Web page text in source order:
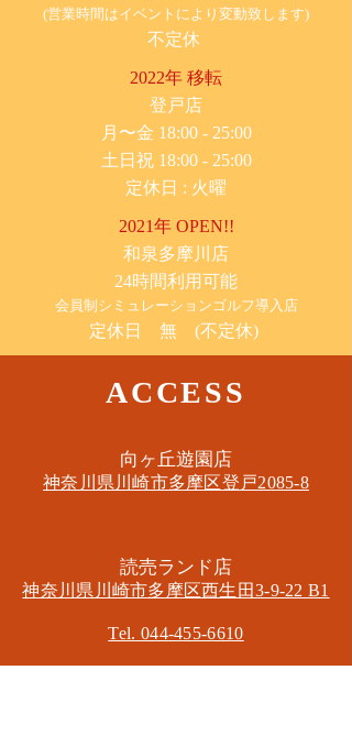
(営業時間はイベントにより変動致します)
不定休
2022年 移転
​登戸店
月〜金 18:00 - 25:00
土日祝 18:00 - 25:00
​定休日 : 火曜
2021年 OPEN!!
​和泉多摩川店
24時間利用可能
​会員制シミュレーションゴルフ導入店
定休日 無 (不定休)
ACCESS
​向ヶ丘遊園店
神奈川県川崎市多摩区​登戸2085-8
​読売ランド店
神奈川県川崎市多摩区​西生田3-9-22 B1
Tel. 044-455-6610